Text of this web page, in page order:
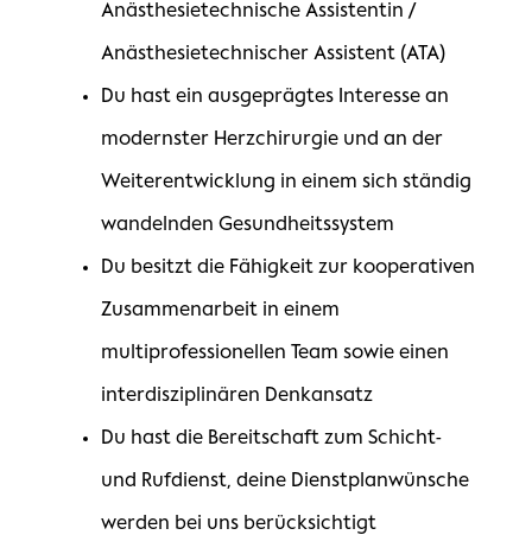
Anästhesietechnische Assistentin /
Anästhesietechnischer Assistent (ATA)
Du hast ein ausgeprägtes Interesse an
modernster Herzchirurgie und an der
Weiterentwicklung in einem sich ständig
wandelnden Gesundheitssystem
Du besitzt die Fähigkeit zur kooperativen
Zusammenarbeit in einem
multiprofessionellen Team sowie einen
interdisziplinären Denkansatz
Du hast die Bereitschaft zum Schicht-
und Rufdienst, deine Dienstplanwünsche
werden bei uns berücksichtigt